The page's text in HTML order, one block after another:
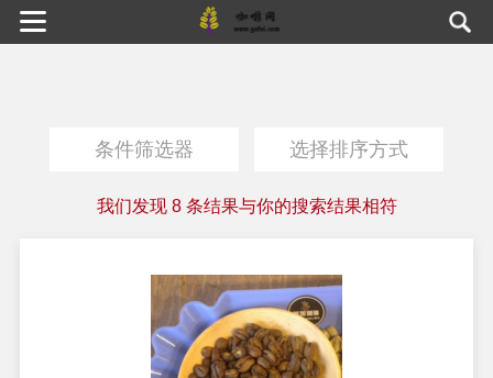
条件筛选器 选择排序方式
我们发现 8条结果与你的搜索结果相符